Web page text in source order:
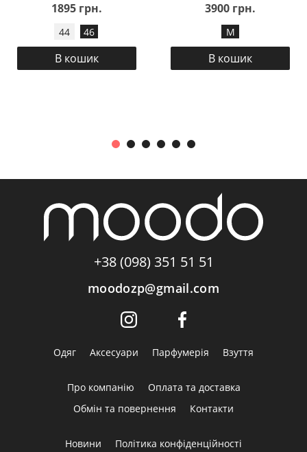
1895 грн.
44 46
В кошик
3900 грн.
M
В кошик
+38 (098) 351 51 51
moodozp@gmail.com
Одяг Аксесуари Парфумерія Взуття
Про компанію
Оплата та доставка
Обмін та повернення
Контакти
Новини Політика конфіденційності